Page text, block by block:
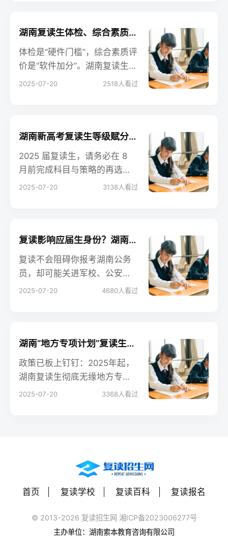
湖南复读生体检、综合素质评价最新要求及应对
体检是“硬件门槛”，综合素质评
价是“软件加分”。湖南复读生只
要按时完成体检、提前备好补
正稳了。
2025-07-20 2518 人看过
湖南新高考复读生等级赋分科目重考策略分析
2025 届复读生，请务必在 8
月前完成科目与策略的再选
择，然后用 200 天把省排名向
2025-07-20 3138 人看过
复读影响应届生身份？湖南公务员/军校报考政策解读
复读不会阻碍你报考湖南公务
员，却可能关进军校、公安及
部分专项计划的大门。看清规
2025-07-20 4680人看过
湖南“地方专项计划”复读生还能报吗？（最新政策）
政策已板上钉钉：2025年起，
湖南复读生彻底无缘地方专项
计划。与其纠结失去的机会，
2025-07-20 3368 人看过
首页 复读学校 复读百科 复读报名
© 2013-2026 复读招生网 湘ICP备2023006277号
主办单位：湖南索本教育咨询有限公司